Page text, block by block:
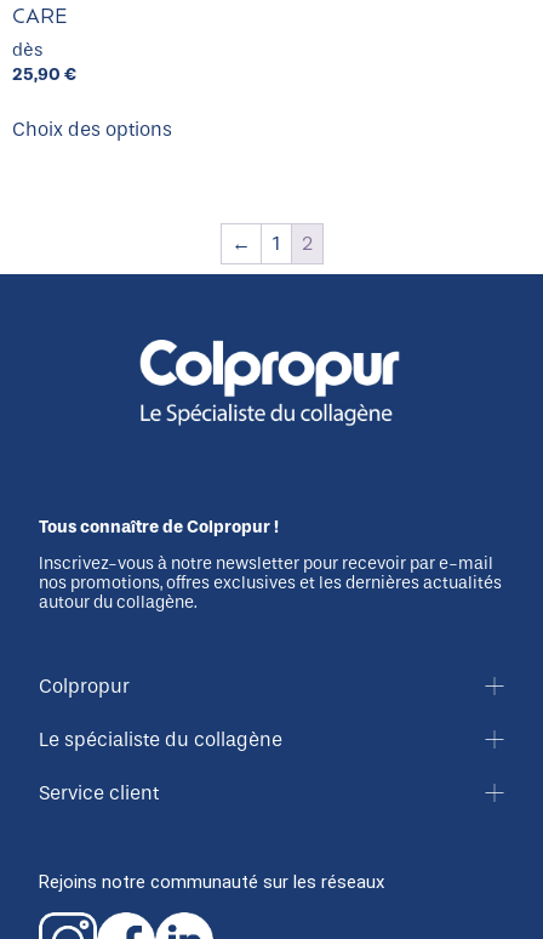
CARE
dès
25,90 €
Choix des options
← 1 2
Tous connaître de Colpropur !
Inscrivez-vous à notre newsletter pour recevoir par e-mail
nos promotions, offres exclusives et les dernières actualités
autour du collagène.
Colpropur
Le spécialiste du collagène
Service client
Rejoins notre communauté sur les réseaux